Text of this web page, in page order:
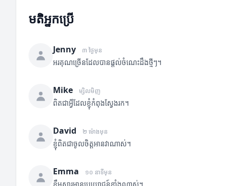
មតិអ្នកប្រើ
Jenny ៣ ថ្ងៃមុន
អរគុណច្រើនដែលបានផ្តល់ចំណេះដឹងថ្មីៗ។
Mike ម្សិលមិញ
ពិតជាអ្វីដែលខ្ញុំកំពុងស្វែងរក។
David ២ ម៉ោងមុន
ខ្ញុំពិតជាចូលចិត្តអានវាណាស់។
Emma ១០ នាទីមុន